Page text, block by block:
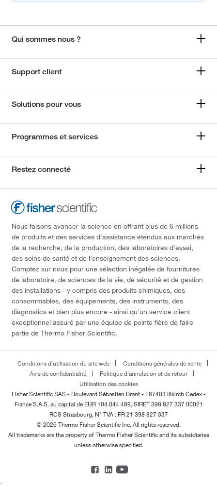
Qui sommes nous ?
Support client
Solutions pour vous
Programmes et services
Restez connecté
Nous faisons avancer la science en offrant plus de 6 millions
de produits et des services d'assistance étendus aux marchés
de la recherche, de la production, des laboratoires d'essai,
des soins de santé et de l'enseignement des sciences.
Comptez sur nous pour une sélection inégalée de fournitures
de laboratoire, de sciences de la vie, de sécurité et de gestion
des installations - y compris des produits chimiques, des
consommables, des équipements, des instruments, des
diagnostics et bien plus encore - ainsi qu'un service client
exceptionnel assuré par une équipe de pointe fière de faire
partie de Thermo Fisher Scientific.
Conditions d'utilisation du site web
Conditions générales de vente
Avis de confidentialité
Politique d'annulation et de retour
Utilisation des cookies
Fisher Scientific SAS - Boulevard Sébastien Brant - F67403 Illkirch Cedex -
FranceS.A.S. au capital de EUR 104.044.489, SIRET 398 827 337 00021
RCS Strasbourg, N° TVA : FR 21 398 827 337
© 2026 Thermo Fisher Scientific Inc. All rights reserved.
All trademarks are the property of Thermo Fisher Scientific and its subsidiaries
unless otherwise specified.